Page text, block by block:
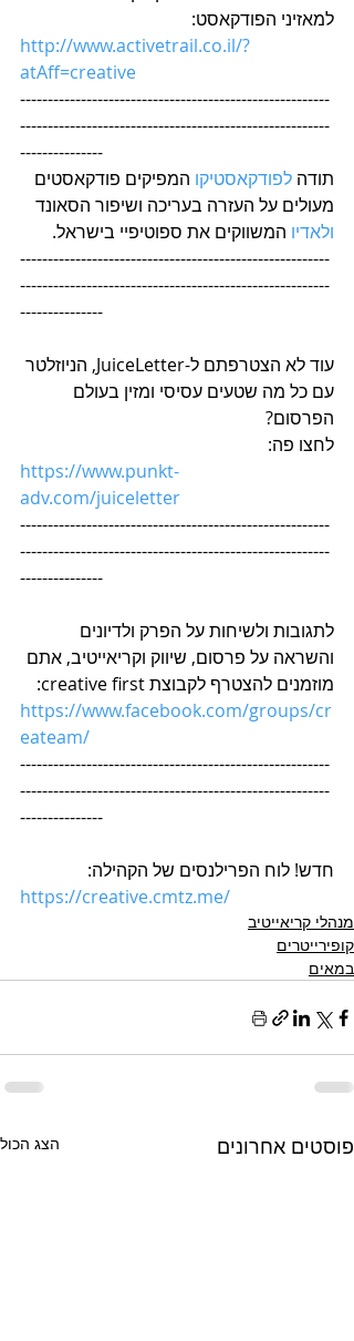
למאזיני הפודקאסט:
http://www.activetrail.co.il/?
atAff=creative
--------------------------------------------------------
--------------------------------------------------------
---------------
תודה לפודקאסטיקו המפיקים פודקאסטים
מעולים על העזרה בעריכה ושיפור הסאונד
ולאדיו המשווקים את ספוטיפיי בישראל.
--------------------------------------------------------
--------------------------------------------------------
---------------
עוד לא הצטרפתם ל-JuiceLetter, הניוזלטר
עם כל מה שטעים עסיסי ומזין בעולם
הפרסום?
לחצו פה:
https://www.punkt-
adv.com/juiceletter
--------------------------------------------------------
--------------------------------------------------------
---------------
לתגובות ולשיחות על הפרק ולדיונים
והשראה על פרסום, שיווק וקריאייטיב, אתם
מוזמנים להצטרף לקבוצת creative first:
https://www.facebook.com/groups/cr
eateam/
--------------------------------------------------------
--------------------------------------------------------
---------------
חדש! לוח הפרילנסים של הקהילה:
https://creative.cmtz.me/
מנהלי קריאייטיב
קופירייטרים
במאים
פוסטים אחרונים הצג הכול